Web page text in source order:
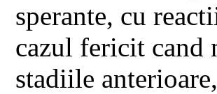
sperante, cu
cazul fericit cand
stadiile